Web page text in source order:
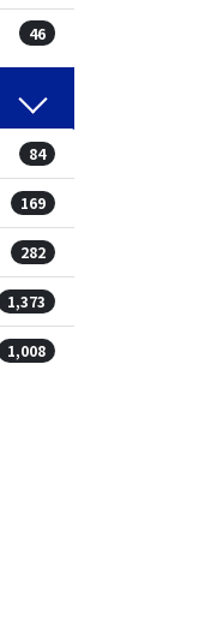
46
84
169
282
1,373
1,008